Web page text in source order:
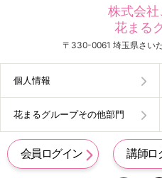
株式会社
花まる
〒330-0061 埼玉県さい
個人情報
花まるグループその他部門
会員ログイン 講師ロ